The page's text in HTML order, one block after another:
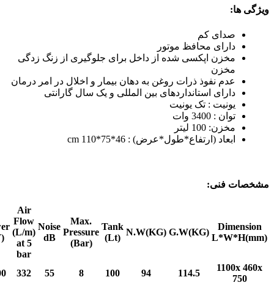
ویژگی ها:
صدای کم
دارای محافظ موتور
مخزن اپکسی شده از داخل برای جلوگیری از زنگ زدگی
مخزن
عدم نفوذ ذرات روغن به دهان بیمار و اخلال در امر درمان
دارای استانداردهای بین المللی و یک سال گارانتی
یونیت : تک یونیت
توان : 3400 وات
مخزن: 100 لیتر
ابعاد (ارتفاع*طول*عرض) : 46*75*110 cm
مشخصات فنی:
Dimension
L*W*H(mm)
G.W(KG)
N.W(KG)
Tank
(Lt)
Max.
Pressure
(Bar)
Noise
dB
Air
Flow
(L/m)
at 5
bar
1100x 460x
750
114.5
94
100
8
55
332